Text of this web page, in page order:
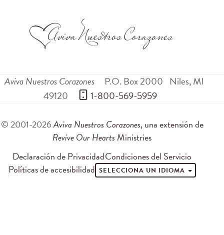
Aviva Nuestros Corazones P.O. Box 2000 Niles,MI
49120
1-800-569-5959
© 2001-2026Aviva Nuestros Corazones, una extensión de
Revive Our Hearts Ministries
Declaración de PrivacidadCondiciones del Servicio
Políticas de accesibilidad SELECCIONA UN IDIOMA